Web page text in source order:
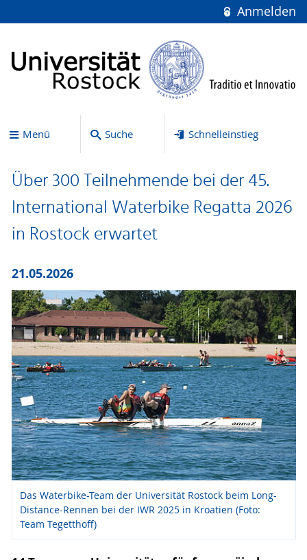
Anmelden
Menü Suche Schnelleinstieg
Über 300 Teilnehmende bei der 45.
International Waterbike Regatta 2026
in Rostock erwartet
21.05.2026
Das Waterbike-Team der Universität Rostock beim Long-
Distance-Rennen bei der IWR 2025 in Kroatien (Foto:
Team Tegetthoff)